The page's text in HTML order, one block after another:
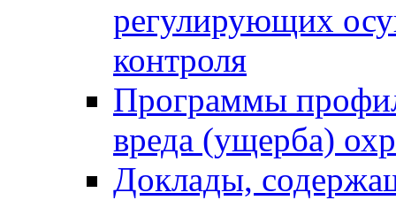
регулирующих
контроля
Программы
вреда (ущерба)
Доклады,